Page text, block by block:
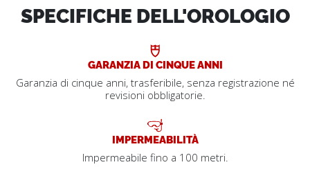
SPECIFICHE DELL'OROLOGIO
GARANZIA DI CINQUE ANNI
Garanzia di cinque anni, trasferibile, senza registrazione né
revisioni obbligatorie.
IMPERMEABILITÀ
Impermeabile fino a 100 metri.